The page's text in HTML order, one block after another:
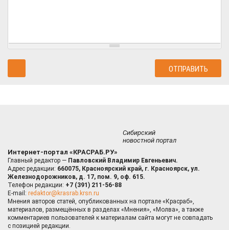
Сибирский
новостной портал
Интернет-портал «КРАСРАБ.РУ»
Главный редактор — Павловский Владимир Евгеньевич.
Адрес редакции: 660075, Красноярский край, г. Красноярск, ул.
Железнодорожников, д. 17, пом. 9, оф. 615.
Телефон редакции: +7 (391) 211-56-88
E-mail: redaktor@krasrab.krsn.ru
Мнения авторов статей, опубликованных на портале «Красраб»,
материалов, размещённых в разделах «Мнения», «Молва», а также
комментариев пользователей к материалам сайта могут не совпадать
с позицией редакции.